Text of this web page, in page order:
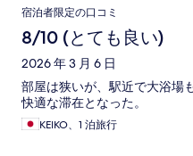
宿泊者限定の口コミ
8/10 (とても良い)
2026 年 3 月 6 日
部屋は狭いが、駅近で大浴場
快適な滞在となった。
KEIKO、1 泊旅行